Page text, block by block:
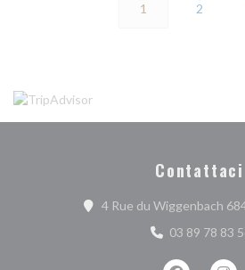
1 2
Contattaci
4 Rue du Wiggenbach
03 89 78 83